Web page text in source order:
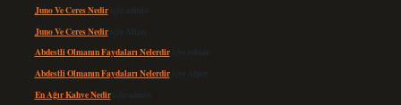
Juno Ve Ceres Nediriçin admin
Juno Ve Ceres Nediriçin Altan
Abdestli Olmanın Faydaları Nelerdiriçin admin
Abdestli Olmanın Faydaları Nelerdiriçin Alper
En Ağır Kahve Nediriçin admin